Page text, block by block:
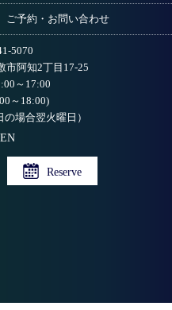
ご予約・お問い合わせ
5070
市阿知2丁目17-25
～17:00
～18:00)
場合翌火曜日）
EN
Reserve